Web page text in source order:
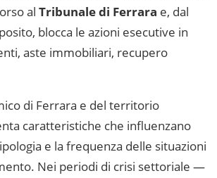
al Tribunale di Ferrara e, dal
blocca le azioni esecutive in
aste immobiliari, recupero
di Ferrara e del territorio
caratteristiche che influenzano
e la frequenza delle situazioni
Nei periodi di crisi settoriale —